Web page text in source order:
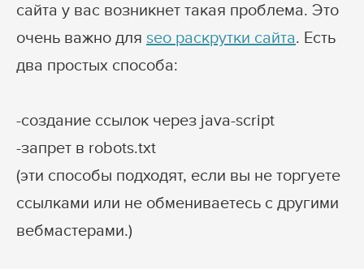
сайта у вас возникнет такая проблема. Это
очень важно для seo раскрутки сайта. Есть
два простых способа:
-создание ссылок через java-script
-запрет в robots.txt
(эти способы подходят, если вы не торгуете
ссылками или не обмениваетесь с другими
вебмастерами.)